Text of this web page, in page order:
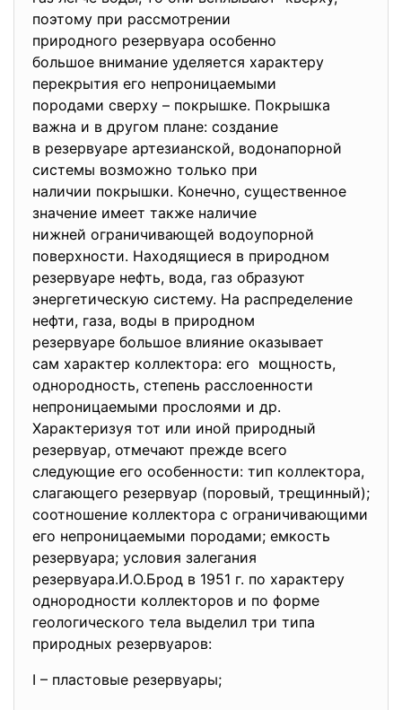
поэтому при рассмотрении
природного резервуара особенно
большое внимание уделяется характеру
перекрытия его непроницаемыми
породами сверху – покрышке. Покрышка
важна и в другом плане: создание
в резервуаре артезианской, водонапорной
системы возможно только при
наличии покрышки. Конечно, существенное
значение имеет также наличие
нижней ограничивающей водоупорной
поверхности. Находящиеся в природном
резервуаре нефть, вода, газ образуют
энергетическую систему. На распределение
нефти, газа, воды в природном
резервуаре большое влияние оказывает
сам характер коллектора: его мощность,
однородность, степень расслоенности
непроницаемыми прослоями и др.
Характеризуя тот или иной природный
резервуар, отмечают прежде всего
следующие его особенности: тип коллектора,
слагающего резервуар (поровый, трещинный);
соотношение коллектора с ограничивающими
его непроницаемыми породами; емкость
резервуара; условия залегания
резервуара.И.О.Брод в 1951 г. по характеру
однородности коллекторов и по форме
геологического тела выделил три типа
природных резервуаров:
I – пластовые резервуары;